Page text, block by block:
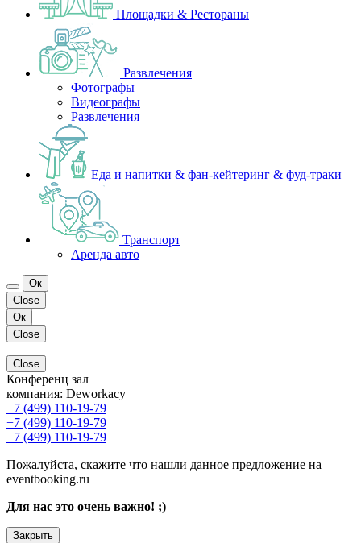
Площадки & Рестораны
Развлечения
Фотографы
Видеографы
Развлечения
Еда и напитки & фан-кейтеринг & фуд-траки
Транспорт
Аренда авто
Ок
Close
Ок
Close
Close
Конференц зал
компания: Deworkacy
+7 (499) 110-19-79
+7 (499) 110-19-79
+7 (499) 110-19-79
Пожалуйста, скажите что нашли данное предложение на
eventbooking.ru
Для нас это очень важно! ;)
Закрыть